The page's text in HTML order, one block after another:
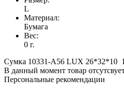
L
Материал:
Бумага
Вес:
0 г.
Сумка 10331-A56 LUX 26*32*10
В данный момент товар
Персональные рекомендации